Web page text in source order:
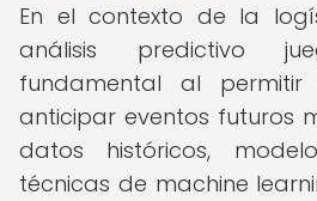
En el contexto de la
análisis predictivo
fundamental al
anticipar eventos futuros
datos históricos,
técnicas de machine